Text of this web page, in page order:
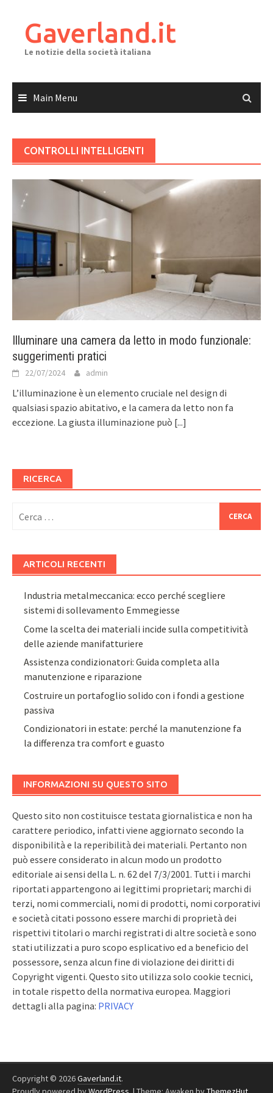
contentGaverland.it
Le notizie della società italiana
Main Menu
CONTROLLI INTELLIGENTI
Illuminare una camera da letto in modo funzionale:
suggerimenti pratici
22/07/2024 admin
L’illuminazione è un elemento cruciale nel design di
qualsiasi spazio abitativo, e la camera da letto non fa
eccezione. La giusta illuminazione può [...]
RICERCA
per:
ARTICOLI RECENTI
Industria metalmeccanica: ecco perché scegliere
sistemi di sollevamento Emmegiesse
Come la scelta dei materiali incide sulla competitività
delle aziende manifatturiere
Assistenza condizionatori: Guida completa alla
manutenzione e riparazione
Costruire un portafoglio solido con i fondi a gestione
passiva
Condizionatori in estate: perché la manutenzione fa
la differenza tra comfort e guasto
INFORMAZIONI SU QUESTO SITO
Questo sito non costituisce testata giornalistica e non ha
carattere periodico, infatti viene aggiornato secondo la
disponibilità e la reperibilità dei materiali. Pertanto non
può essere considerato in alcun modo un prodotto
editoriale ai sensi della L. n. 62 del 7/3/2001. Tutti i marchi
riportati appartengono ai legittimi proprietari; marchi di
terzi, nomi commerciali, nomi di prodotti, nomi corporativi
e società citati possono essere marchi di proprietà dei
rispettivi titolari o marchi registrati di altre società e sono
stati utilizzati a puro scopo esplicativo ed a beneficio del
possessore, senza alcun fine di violazione dei diritti di
Copyright vigenti. Questo sito utilizza solo cookie tecnici,
in totale rispetto della normativa europea. Maggiori
dettagli alla pagina: PRIVACY
Copyright © 2026Gaverland.it.